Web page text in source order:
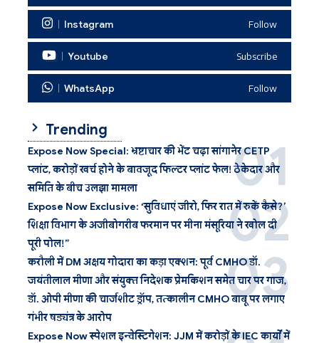
Instagram Follow
Youtube Subscribe
WhatsApp Follow
Trending
Expose Now Special: भ्रष्टाचार की भेंट चढ़ा सांगानेर CETP
प्लांट, करोड़ों खर्च होने के बावजूद फिल्टर प्लांट फेल! ठेकेदार और
समिति के बीच उलझा मामला
Expose Now Exclusive: ‘सुविधाएं जीरो, फिर रात में रुकें कैसे?’
शिक्षा विभाग के अजीबोगरीब फरमान पर मीना मंसूरिया ने खोल दी
पूरी पोल!”
करौली में DM अक्षय गोदारा का कड़ा एक्शन: पूर्व CMHO डॉ.
जयंतीलाल मीणा और संयुक्त निदेशक प्रेमकिशन समेत चार पर गाज,
डॉ. ओपी मीणा की चार्जशीट ड्रॉप, तत्कालीन CMHO बाबू पर लगाए
गंभीर षड्यंत्र के आरोप
Expose Now स्पेशल इन्वेस्टिगेशन: JJM में करोड़ों के IEC कार्यों में